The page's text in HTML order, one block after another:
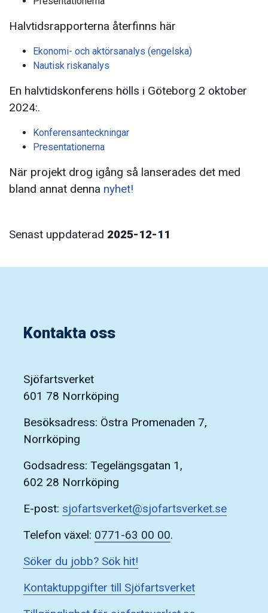
Halvtidsrapporterna återfinns här
Ekonomi- och aktörsanalys (engelska)
Nautisk riskanalys
En halvtidskonferens hölls i Göteborg 2 oktober
2024:.
Konferensanteckningar
Presentationerna
När projekt drog igång så lanserades det med
bland annat denna nyhet!
Senast uppdaterad 2025-12-11
Kontakta oss
Sjöfartsverket
601 78 Norrköping
Besöksadress: Östra Promenaden 7,
Norrköping
Godsadress: Tegelängsgatan 1,
602 28 Norrköping
E-post: sjofartsverket@sjofartsverket.se
Telefon växel: 0771-63 00 00.
Söker du jobb? Sök hit!
Kontaktuppgifter till Sjöfartsverket